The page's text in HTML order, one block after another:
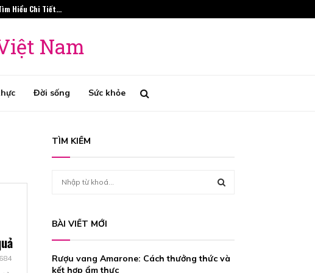
Tìm Hiểu Chi Tiết…
Nam
Đời sống Sức khỏe
TÌM KIẾM
c
h
f
o
A
BÀI VIẾT MỚI
Rượu vang Amarone: Cách thưởng thức và
kết hợp ẩm thực